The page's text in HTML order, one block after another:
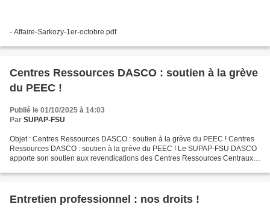
- Affaire-Sarkozy-1er-octobre.pdf
Centres Ressources DASCO : soutien à la grève
du PEEC !
Publié le 01/10/2025 à 14:03
Par SUPAP-FSU
Objet : Centres Ressources DASCO : soutien à la grève du PEEC ! Centres
Ressources DASCO : soutien à la grève du PEEC ! Le SUPAP-FSU DASCO
apporte son soutien aux revendications des Centres Ressources Centraux
Entretien professionnel : nos droits !